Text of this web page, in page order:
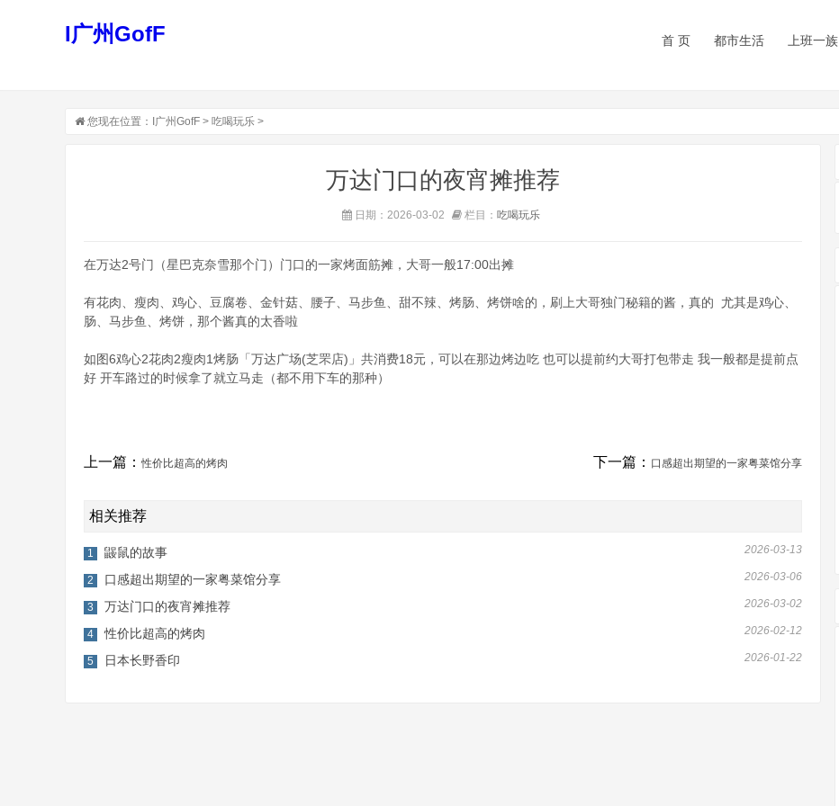
I广州GofF 首 页 都市生活 上班一族
您现在位置： I广州GofF > 吃喝玩乐 >
万达门口的夜宵摊推荐
日期：2026-03-02 栏目： 吃喝玩乐
在万达2号门（星巴克奈雪那个门）门口的一家烤面筋摊，大哥一般17:00出摊
有花肉、瘦肉、鸡心、豆腐卷、金针菇、腰子、马步鱼、甜不辣、烤肠、烤饼啥的，刷上大哥独门秘籍的酱，真的 尤其是鸡心、
肠、马步鱼、烤饼，那个酱真的太香啦
如图6鸡心2花肉2瘦肉1烤肠「万达广场(芝罘店)」共消费18元，可以在那边烤边吃 也可以提前约大哥打包带走 我一般都是提前点
好 开车路过的时候拿了就立马走（都不用下车的那种）
上一篇：性价比超高的烤肉 下一篇： 口感超出期望的一家粤菜馆分享
相关推荐
2026-03-13
1 鼹鼠的故事
2026-03-06
2 口感超出期望的一家粤菜馆分享
2026-03-02
3 万达门口的夜宵摊推荐
2026-02-12
4 性价比超高的烤肉
2026-01-22
5 日本长野香印